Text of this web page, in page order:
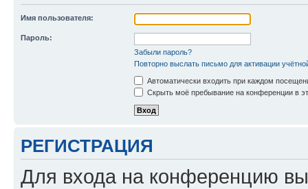
Имя пользователя:
Пароль:
Забыли пароль?
Повторно выслать письмо для активации
Автоматически входить при каждом
Скрыть моё пребывание на конференции в
РЕГИСТРАЦИЯ
Для входа на конференцию